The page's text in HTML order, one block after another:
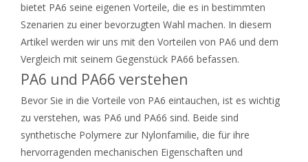
bietet PA6 seine eigenen Vorteile, die es in bestimmten
Szenarien zu einer bevorzugten Wahl machen. In diesem
Artikel werden wir uns mit den Vorteilen von PA6 und dem
Vergleich mit seinem Gegenstück PA66 befassen.
PA6 und PA66 verstehen
Bevor Sie in die Vorteile von PA6 eintauchen, ist es wichtig
zu verstehen, was PA6 und PA66 sind. Beide sind
synthetische Polymere zur Nylonfamilie, die für ihre
hervorragenden mechanischen Eigenschaften und